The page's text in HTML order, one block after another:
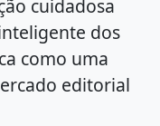
cuidadosa
dos
como uma
editorial